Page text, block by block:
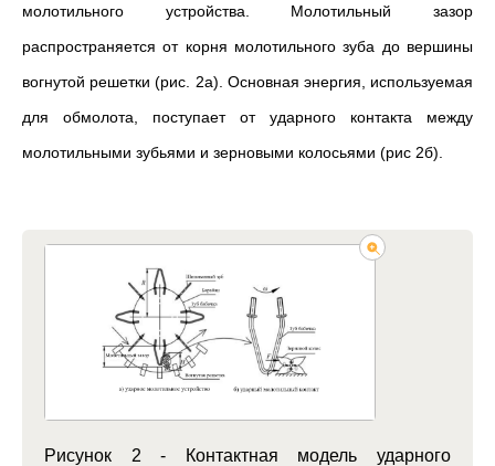
молотильного устройства. Молотильный зазор
распространяется от корня молотильного зуба до вершины
вогнутой решетки (рис. 2a). Основная энергия, используемая
для обмолота, поступает от ударного контакта между
молотильными зубьями и зерновыми колосьями (рис 2б).
Рисунок 2 - Контактная модель ударного